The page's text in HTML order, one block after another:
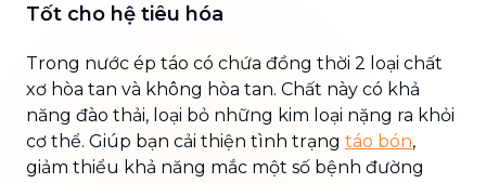
Tốt cho hệ tiêu hóa
Trong nước ép táo có chứa đồng thời 2 loại chất
xơ hòa tan và không hòa tan. Chất này có khả
năng đào thải, loại bỏ những kim loại nặng ra khỏi
cơ thể. Giúp bạn cải thiện tình trạng táo bón,
giảm thiểu khả năng mắc một số bệnh đường